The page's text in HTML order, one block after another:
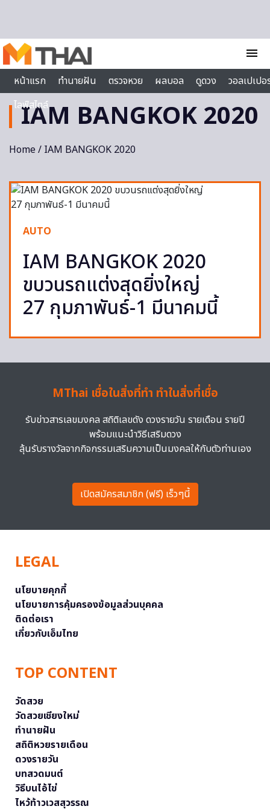
menu
หน้าแรก
ทำนายฝัน ตรวจหวย ผลบอล ดูดวง
วอลเปเป
ไลฟ์สไตล์
IAM BANGKOK 2020
Home/ IAM BANGKOK 2020
AUTO
IAM BANGKOK 2020
ขบวนรถแต่งสุดยิ่งใหญ่
27 กุมภาพันธ์-1 มีนาคมนี้
MThai เชื่อในสิ่งที่ทำ ทำในสิ่งที่เชื่อ
รับข่าวสารเลขมงคล สถิติเลขดัง ดวงรายวัน รายเดือน รายปี
พร้อมแนะนำวิธีเสริมดวง
ลุ้นรับรางวัลจากกิจกรรมเสริมความเป็นมงคลให้กับตัวท่านเอง
เปิดสมัครสมาชิก (ฟรี) เร็วๆนี้
LEGAL
นโยบายคุกกี้
นโยบายการคุ้มครองข้อมูลส่วนบุคคล
ติดต่อเรา
เกี่ยวกับเอ็มไทย
TOP CONTENT
วัดสวย
วัดสวยเชียงใหม่
ทำนายฝัน
สถิติหวยรายเดือน
ดวงรายวัน
บทสวดมนต์
วิธีบนไอ้ไข่
ไหว้ท้าวเวสสุวรรณ